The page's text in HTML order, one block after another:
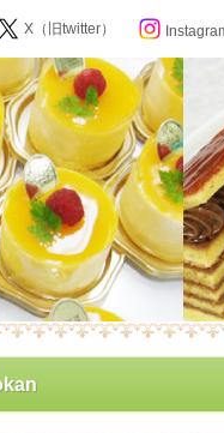
知らせ
X（旧twitter）